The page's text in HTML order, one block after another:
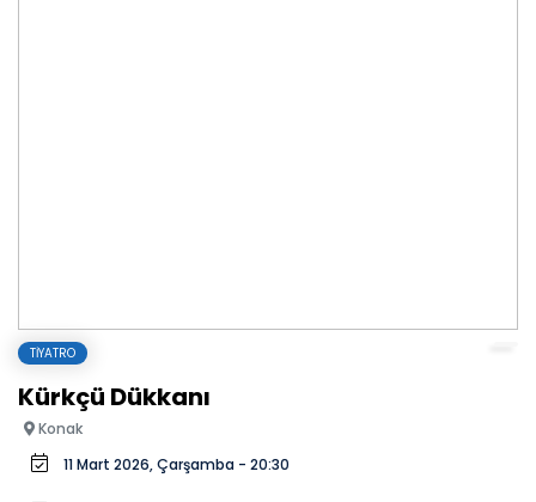
TIYATRO
Kürkçü Dükkanı
Konak
11 Mart 2026, Çarşamba - 20:30